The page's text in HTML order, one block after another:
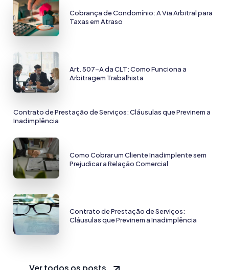
Cobrança de Condomínio: A Via Arbitral para
Taxas em Atraso
Art. 507-A da CLT: Como Funciona a
Arbitragem Trabalhista
Contrato de Prestação de Serviços: Cláusulas que Previnem a
Inadimplência
Como Cobrar um Cliente Inadimplente sem
Prejudicar a Relação Comercial
Contrato de Prestação de Serviços:
Cláusulas que Previnem a Inadimplência
Ver todos os posts